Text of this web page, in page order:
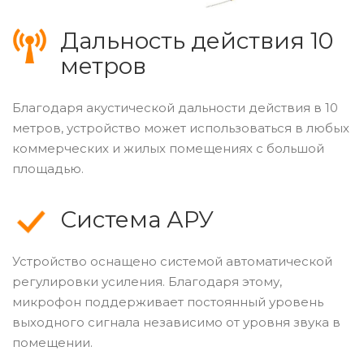
Дальность действия 10
метров
Благодаря акустической дальности действия в 10
метров, устройство может использоваться в любых
коммерческих и жилых помещениях с большой
площадью.
Система АРУ
Устройство оснащено системой автоматической
регулировки усиления. Благодаря этому,
микрофон поддерживает постоянный уровень
выходного сигнала независимо от уровня звука в
помещении.